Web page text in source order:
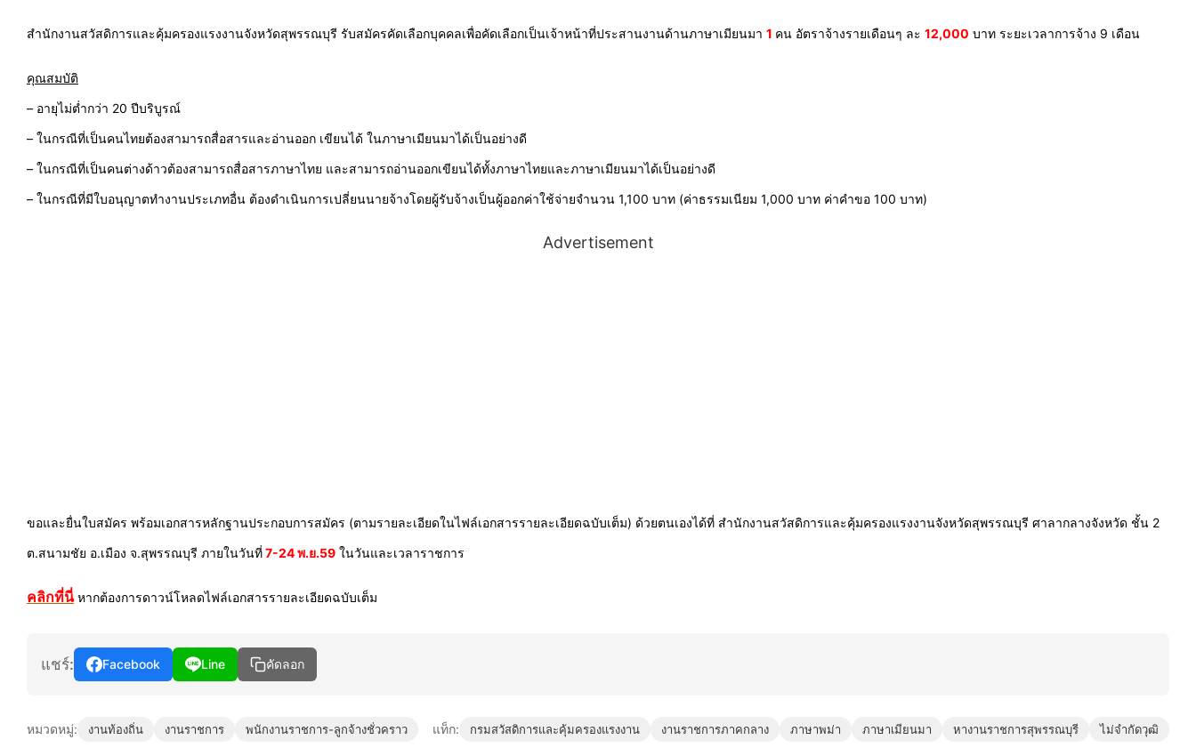
สำนักงานสวัสดิการและคุ้มครองแรงงานจังหวัดสุพรรณบุรี รับสมัครคัดเลือกบุคคลเพื่อคัดเลือกเป็นเจ้าหน้าที่ประสานงานด้านภาษาเมียนมา 1 คน อัตราจ้างรายเดือนๆ ละ 12,000 บาท ระยะเวลาการจ้าง 9 เดือน
คุณสมบัติ
– อายุไม่ต่ำกว่า 20 ปีบริบูรณ์
– ในกรณีที่เป็นคนไทยต้องสามารถสื่อสารและอ่านออก เขียนได้ ในภาษาเมียนมาได้เป็นอย่างดี
– ในกรณีที่เป็นคนต่างด้าวต้องสามารถสื่อสารภาษาไทย และสามารถอ่านออกเขียนได้ทั้งภาษาไทยและภาษาเมียนมาได้เป็นอย่างดี
– ในกรณีที่มีใบอนุญาตทำงานประเภทอื่น ต้องดำเนินการเปลี่ยนนายจ้างโดยผู้รับจ้างเป็นผู้ออกค่าใช้จ่ายจำนวน 1,100 บาท (ค่าธรรมเนียม 1,000 บาท ค่าคำขอ 100 บาท)
Advertisement
ขอและยื่นใบสมัคร พร้อมเอกสารหลักฐานประกอบการสมัคร (ตามรายละเอียดในไฟล์เอกสารรายละเอียดฉบับเต็ม) ด้วยตนเองได้ที่ สำนักงานสวัสดิการและคุ้มครองแรงงานจังหวัดสุพรรณบุรี ศาลากลางจังหวัด ชั้น 2
ต.สนามชัย อ.เมือง จ.สุพรรณบุรี ภายในวันที่7-24 พ.ย.59 ในวันและเวลาราชการ
คลิกที่นี่หากต้องการดาวน์โหลดไฟล์เอกสารรายละเอียดฉบับเต็ม
แชร์: Facebook Line คัดลอก
หมวดหมู่: งานท้องถิ่น งานราชการ พนักงานราชการ-ลูกจ้างชั่วคราว แท็ก: กรมสวัสดิการและคุ้มครองแรงงาน งานราชการภาคกลาง ภาษาพม่า ภาษาเมียนมา หางานราชการสุพรรณบุรี ไม่จำกัดวุฒิ